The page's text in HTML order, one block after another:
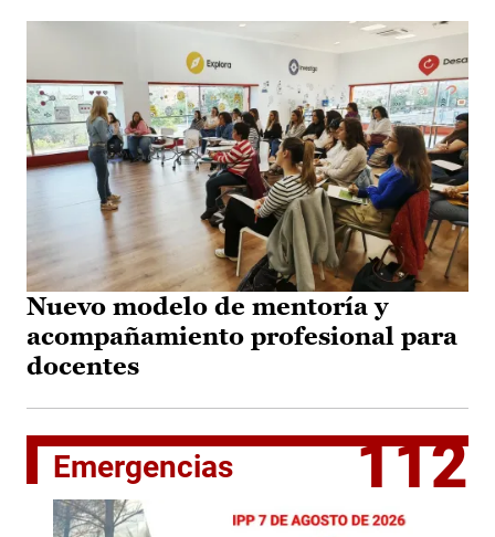
Nuevo modelo de mentoría y
acompañamiento profesional para
docentes
Emergencias 112